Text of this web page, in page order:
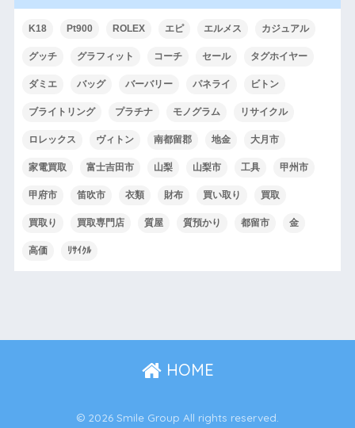
K18 Pt900 ROLEX エピ エルメス カジュアル
グッチ グラフィット コーチ セール タグホイヤー
ダミエ バッグ バーバリー パネライ ビトン
ブライトリング プラチナ モノグラム リサイクル
ロレックス ヴィトン 南都留郡 地金 大月市
家電買取 富士吉田市 山梨 山梨市 工具 甲州市
甲府市 笛吹市 衣類 財布 買い取り 買取
買取り 買取専門店 質屋 質預かり 都留市 金
高価 ﾘｻｲｸﾙ
HOME
© 2026 Smile Group All rights reserved.